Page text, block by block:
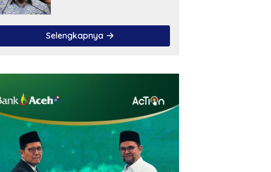
Selengkapnya